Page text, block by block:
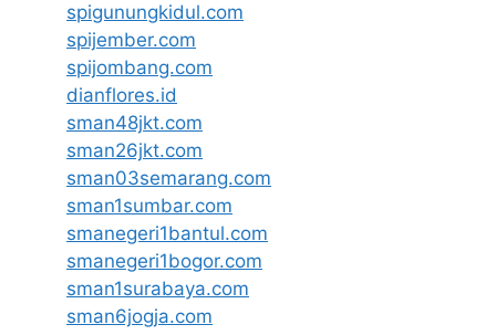
spigunungkidul.com
spijember.com
spijombang.com
dianflores.id
sman48jkt.com
sman26jkt.com
sman03semarang.com
sman1sumbar.com
smanegeri1bantul.com
smanegeri1bogor.com
sman1surabaya.com
sman6jogja.com